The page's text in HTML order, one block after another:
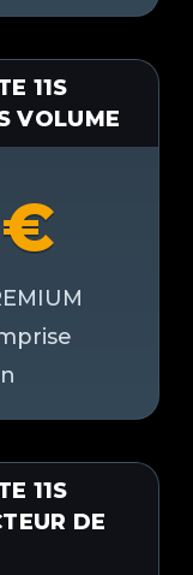
11S
VOLUME
€
11S
DE